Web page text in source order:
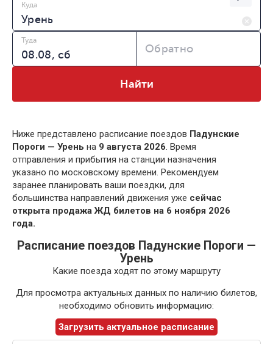
Куда
Туда
Обратно
Найти
Ниже представлено расписание поездов Падунские
Пороги — Урень на 9 августа 2026. Время
отправления и прибытия на станции назначения
указано по московскому времени. Рекомендуем
заранее планировать ваши поездки, для
большинства направлений движения уже сейчас
открыта продажа ЖД билетов на 6 ноября 2026
года.
Расписание поездов Падунские Пороги —
Урень
Какие поезда ходят по этому маршруту
Для просмотра актуальных данных по наличию билетов,
необходимо обновить информацию:
Загрузить актуальное расписание